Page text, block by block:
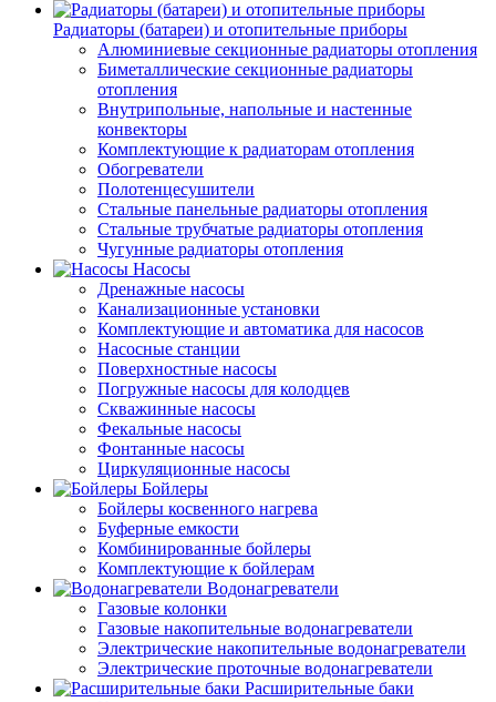
Радиаторы (батареи) и отопительные приборы
Алюминиевые секционные радиаторы отопления
Биметаллические секционные радиаторы
отопления
Внутрипольные, напольные и настенные
конвекторы
Комплектующие к радиаторам отопления
Обогреватели
Полотенцесушители
Стальные панельные радиаторы отопления
Стальные трубчатые радиаторы отопления
Чугунные радиаторы отопления
Насосы
Дренажные насосы
Канализационные установки
Комплектующие и автоматика для насосов
Насосные станции
Поверхностные насосы
Погружные насосы для колодцев
Скважинные насосы
Фекальные насосы
Фонтанные насосы
Циркуляционные насосы
Бойлеры
Бойлеры косвенного нагрева
Буферные емкости
Комбинированные бойлеры
Комплектующие к бойлерам
Водонагреватели
Газовые колонки
Газовые накопительные водонагреватели
Электрические накопительные водонагреватели
Электрические проточные водонагреватели
Расширительные баки